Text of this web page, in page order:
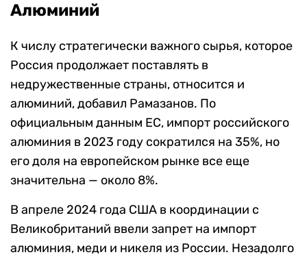
Алюминий
К числу стратегически важного сырья, которое
Россия продолжает поставлять в
недружественные страны, относится и
алюминий, добавил Рамазанов. По
официальным данным ЕС, импорт российского
алюминия в 2023 году сократился на 35%, но
его доля на европейском рынке все еще
значительна — около 8%.
В апреле 2024 года CША в координации с
Великобританий ввели запрет на импорт
алюминия, меди и никеля из России. Незадолго